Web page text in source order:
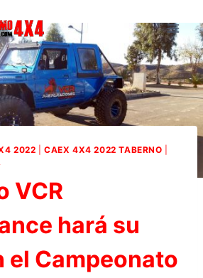
2022 |CAEX 4X4 2022 TABERNO
VCR
hará su
el Campeonato